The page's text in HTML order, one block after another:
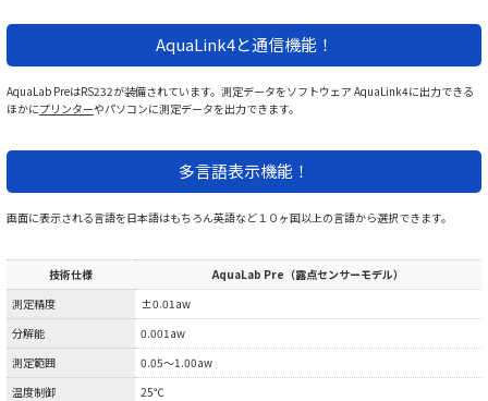
AquaLink4と通信機能！
AquaLab PreはRS232が装備されています。測定データをソフトウェア AquaLink4に出力できる
ほかにプリンターやパソコンに測定データを出力できます。
多言語表示機能！
画面に表示される言語を日本語はもちろん英語など１０ヶ国以上の言語から選択できます。
技術仕様
AquaLab Pre（露点センサーモデル）
測定精度
±0.01aw
分解能
0.001aw
測定範囲
0.05～1.00aw
温度制御
25℃